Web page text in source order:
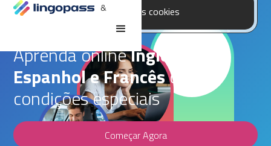
Aceitar todos os cookies
&
Parceria Lingopass, CSN Mineração
Aprenda onlineInglês,
Espanhol e Francêscom
condições especiais
Começar Agora